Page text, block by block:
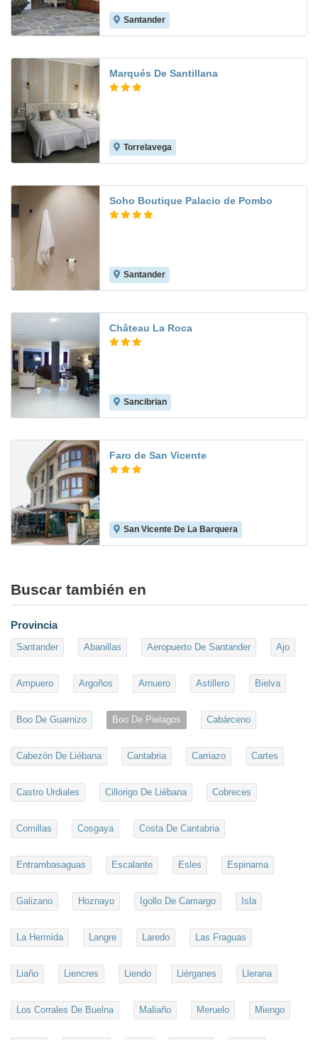
Santander
Marqués De Santillana
Torrelavega
Soho Boutique Palacio de Pombo
Santander
Château La Roca
Sancibrian
Faro de San Vicente
San Vicente De La Barquera
Buscar también en
Provincia
Santander Abanillas Aeropuerto De Santander Ajo
Ampuero Argoños Arnuero Astillero Bielva
Boo De Guarnizo Boo De Pielagos Cabárceno
Cabezón De Liébana Cantabria Carriazo Cartes
Castro Urdiales Cillorigo De Liébana Cobreces
Comillas Cosgaya Costa De Cantabria
Entrambasaguas Escalante Esles Espinama
Galizano Hoznayo Igollo De Camargo Isla
La Hermida Langre Laredo Las Fraguas
Liaño Liencres Liendo Liérganes Llerana
Los Corrales De Buelna Maliaño Meruelo Miengo